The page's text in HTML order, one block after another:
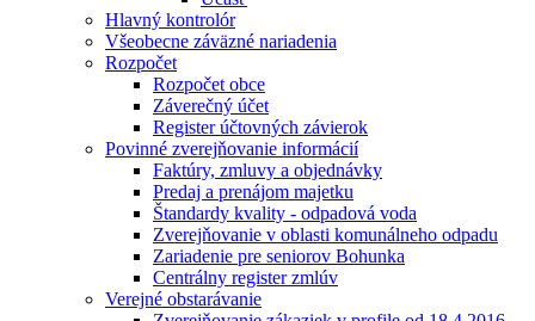
Hlavný kontrolór
Všeobecne záväzné nariadenia
Rozpočet
Rozpočet obce
Záverečný účet
Register účtovných závierok
Povinné zverejňovanie informácií
Faktúry, zmluvy a objednávky
Predaj a prenájom majetku
Štandardy kvality - odpadová voda
Zverejňovanie v oblasti komunálneho odpadu
Zariadenie pre seniorov Bohunka
Centrálny register zmlúv
Verejné obstarávanie